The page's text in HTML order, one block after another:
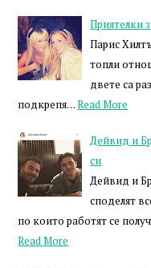
Приятелки
Парис
топли
двете са
подкрепя…Read More
Дейвид и
си
Дейвид и
споделят
по които работят се
Read More